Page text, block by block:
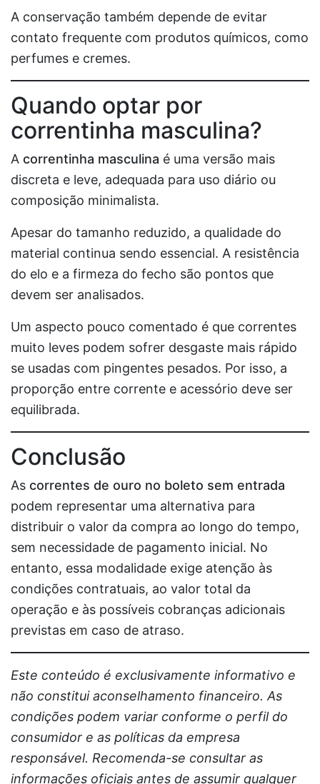
A conservação também depende de evitar
contato frequente com produtos químicos, como
perfumes e cremes.
Quando optar por
correntinha masculina?
A correntinha masculina é uma versão mais
discreta e leve, adequada para uso diário ou
composição minimalista.
Apesar do tamanho reduzido, a qualidade do
material continua sendo essencial. A resistência
do elo e a firmeza do fecho são pontos que
devem ser analisados.
Um aspecto pouco comentado é que correntes
muito leves podem sofrer desgaste mais rápido
se usadas com pingentes pesados. Por isso, a
proporção entre corrente e acessório deve ser
equilibrada.
Conclusão
As correntes de ouro no boleto sem entrada
podem representar uma alternativa para
distribuir o valor da compra ao longo do tempo,
sem necessidade de pagamento inicial. No
entanto, essa modalidade exige atenção às
condições contratuais, ao valor total da
operação e às possíveis cobranças adicionais
previstas em caso de atraso.
Este conteúdo é exclusivamente informativo e
não constitui aconselhamento financeiro. As
condições podem variar conforme o perfil do
consumidor e as políticas da empresa
responsável. Recomenda-se consultar as
informações oficiais antes de assumir qualquer